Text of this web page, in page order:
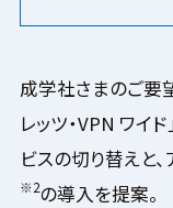
成学社さまのご要
レッツ・VPN ワイド」
ビスの切り替えと
※2の導入を提案。